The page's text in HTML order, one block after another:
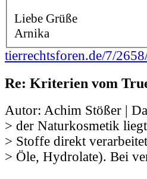
Liebe Grüße
Arnika
tierrechtsforen.de/7/
Re: Kriterien vom
Autor: Achim Stößer |
> der Naturkosmetik
> Stoffe direkt
> Öle, Hydrolate). Bei